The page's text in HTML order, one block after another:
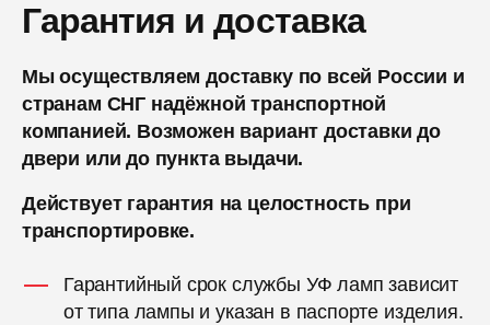
Гарантия и доставка
Мы осуществляем доставку по всей России и
странам СНГ надёжной транспортной
компанией. Возможен вариант доставки до
двери или до пункта выдачи.
Действует гарантия на целостность при
транспортировке.
Гарантийный срок службы УФ ламп зависит
от типа лампы и указан в паспорте изделия.